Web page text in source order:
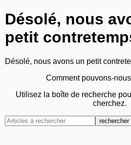
Désolé, nous
petit
Désolé, nous avons un petit
Comment pouvons-
Utilisez la boîte de recherche
cherchez.
rechercher